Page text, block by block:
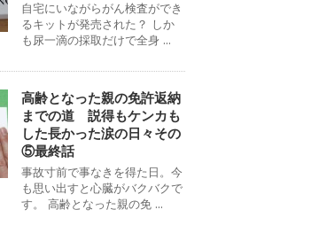
自宅にいながらがん検査ができ
るキットが発売された？ しか
も尿一滴の採取だけで全身 ...
高齢となった親の免許返納
までの道 説得もケンカも
した長かった涙の日々その
⑤最終話
事故寸前で事なきを得た日。今
も思い出すと心臓がバクバクで
す。 高齢となった親の免 ...